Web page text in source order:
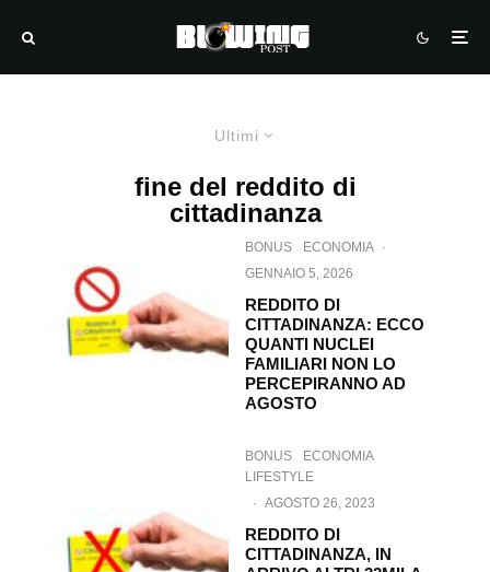
Ultimi
fine del reddito di
cittadinanza
BONUS ECONOMIA ·
GENNAIO 5, 2026
REDDITO DI
CITTADINANZA: ECCO
QUANTI NUCLEI
FAMILIARI NON LO
PERCEPIRANNO AD
AGOSTO
BONUS
ECONOMIA
LIFESTYLE
· AGOSTO 26, 2023
REDDITO DI
CITTADINANZA, IN